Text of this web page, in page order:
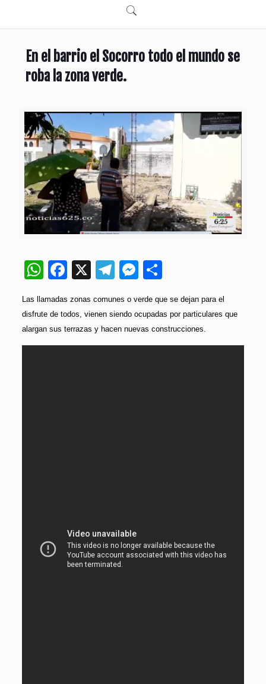
En el barrio el Socorro todo el mundo se
roba la zona verde.
WhatsApp
Facebook
X Telegram
Messenger
Las llamadas zonas comunes o verde que se dejan para el
disfrute de todos, vienen siendo ocupadas por particulares que
alargan sus terrazas y hacen nuevas construcciones.